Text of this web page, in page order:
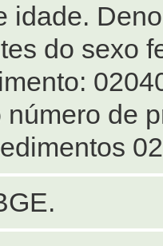
idade.
do sexo
número de